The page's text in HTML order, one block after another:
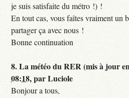
je suis satisfaite du métro !) !
En tout cas, vous faîtes vraiment un
partager ça avec nous !
Bonne continuation
8.La météo du RER (mis à jour
08:18,parLuciole
Bonjour a tous,